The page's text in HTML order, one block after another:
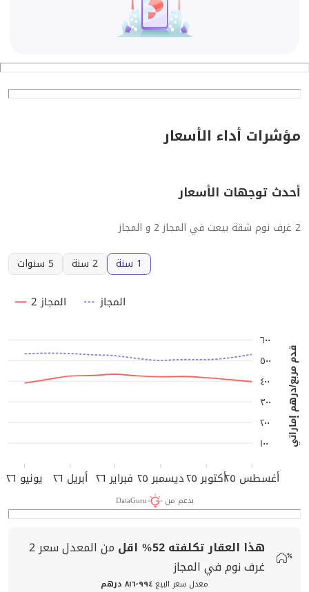
مؤشرات أداء الأسعار
أحدث توجهات الأسعار
2 غرف نوم شقة بيعت في المجاز 2 و المجاز
1 سنة
2 سنة 5 سنوات
أغسطس ٢٥ أكتوبر ٢٥ ديسمبر ٢٥ فبراير ٢٦ أبريل ٢٦ يونيو ٢٦
قدم مربع/درهم إماراتي ١٠٠
٢٠٠
٣٠٠
٤٠٠
٥٠٠
٦٠٠
المجاز 2 المجاز
بدعم من DataGuru
هذا العقار تكلفته52% اقل من المعدلسعر2
غرف نوم في المجاز
معدل سعر البيع٨١٦٬٩٩٤ درهم